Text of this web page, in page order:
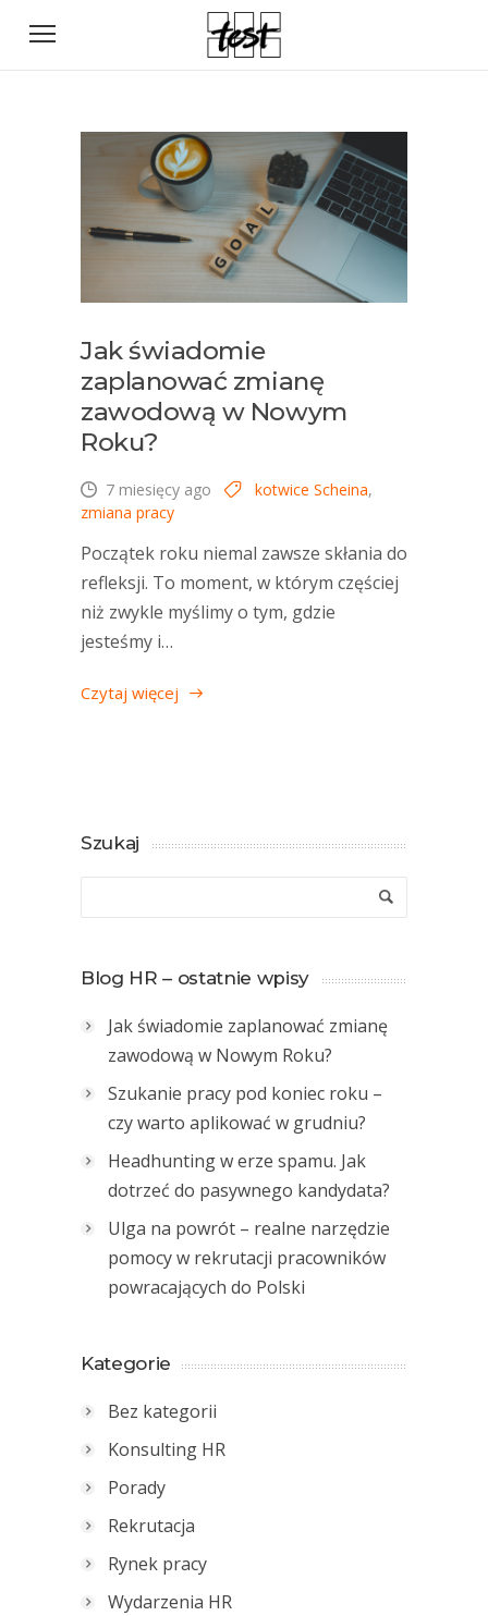
Jak świadomie
zaplanować zmianę
zawodową w Nowym
Roku?
7 miesięcy ago kotwice Scheina,
zmiana pracy
Początek roku niemal zawsze skłania do
refleksji. To moment, w którym częściej
niż zwykle myślimy o tym, gdzie
jesteśmy i…
Czytaj więcej
Szukaj
Blog HR – ostatnie wpisy
Jak świadomie zaplanować zmianę
zawodową w Nowym Roku?
Szukanie pracy pod koniec roku –
czy warto aplikować w grudniu?
Headhunting w erze spamu. Jak
dotrzeć do pasywnego kandydata?
Ulga na powrót – realne narzędzie
pomocy w rekrutacji pracowników
powracających do Polski
Kategorie
Bez kategorii
Konsulting HR
Porady
Rekrutacja
Rynek pracy
Wydarzenia HR